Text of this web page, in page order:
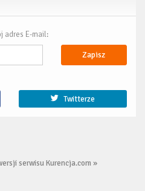
adres E-mail:
Zapisz
Twitterze
serwisu Kurencja.com »